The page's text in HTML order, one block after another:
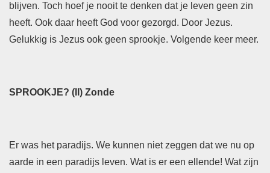
blijven. Toch hoef je nooit te denken dat je leven geen zin
heeft. Ook daar heeft God voor gezorgd. Door Jezus.
Gelukkig is Jezus ook geen sprookje. Volgende keer meer.
SPROOKJE? (II) Zonde
Er was het paradijs. We kunnen niet zeggen dat we nu op
aarde in een paradijs leven. Wat is er een ellende! Wat zijn